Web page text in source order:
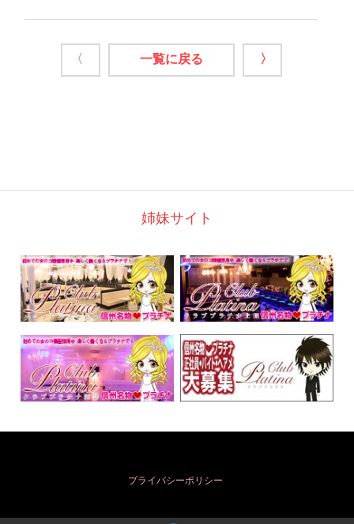
〈 一覧に戻る 〉
姉妹サイト
プライバシーポリシー